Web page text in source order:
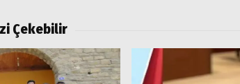
Çekebilir